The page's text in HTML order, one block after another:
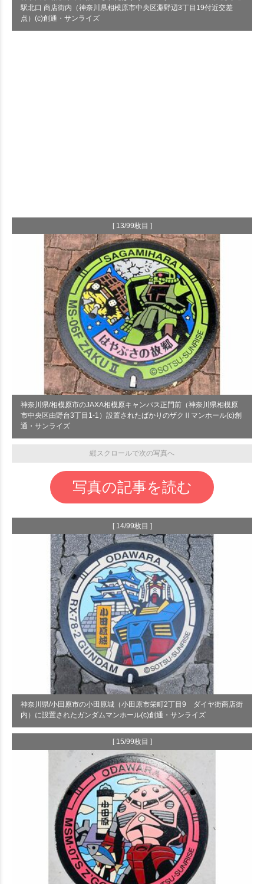
駅北口 商店街内（神奈川県相模原市中央区淵野辺3丁目19付近交差
点）(c)創通・サンライズ
[ 13/99枚目 ]
神奈川県/相模原市のJAXA相模原キャンパス正門前（神奈川県相模原
市中央区由野台3丁目1-1）設置されたばかりのザクⅡマンホール(c)創
通・サンライズ
縦スクロールで次の写真へ
写真の記事を読む
[ 14/99枚目 ]
神奈川県/小田原市の小田原城（小田原市栄町2丁目9 ダイヤ街商店街
内）に設置されたガンダムマンホール(c)創通・サンライズ
[ 15/99枚目 ]